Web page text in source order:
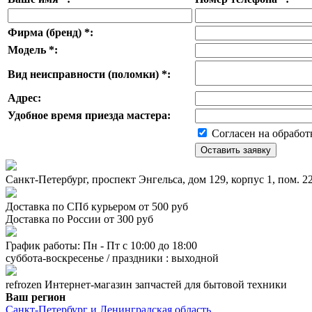
Фирма (бренд) *:
Модель *:
Вид неисправности (поломки) *:
Адрес:
Удобное время приезда мастера:
Согласен на
Санкт-Петербург, проспект Энгельса, дом 129, корпус 1, пом.
Доставка по СПб курьером от 500 руб
Доставка по России от 300 руб
График работы: Пн - Пт с 10:00 до 18:00
суббота-воскресенье / праздники : выходной
refrozen Интернет-магазин запчастей для бытовой техники
Ваш регион